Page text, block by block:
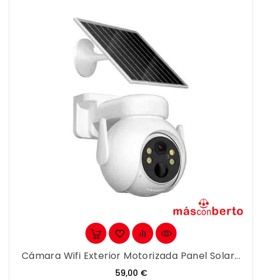
Cámara Wifi Exterior Motorizada Panel Solar...
Precio
59,00 €